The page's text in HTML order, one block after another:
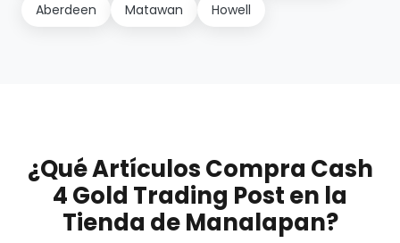
Aberdeen
Matawan Howell
¿Qué Artículos Compra Cash
4 Gold Trading Post en la
Tienda de Manalapan?